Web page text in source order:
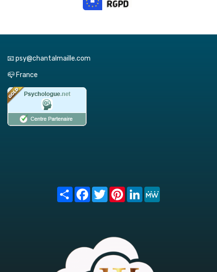
📧 psy@chantalmaille.com
📪 France
Share FacebookTwitterPinterest
LinkedIn